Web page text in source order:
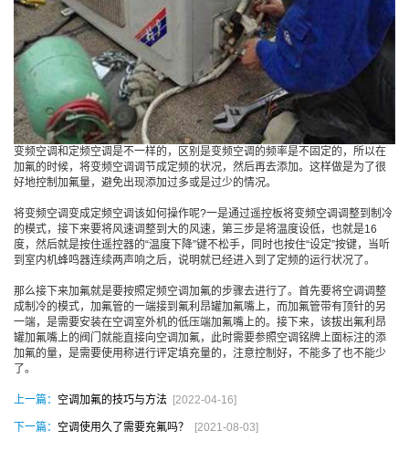
变频空调和定频空调是不一样的，区别是变频空调的频率是不固定的，所以在
加氟的时候，将变频空调调节成定频的状况，然后再去添加。这样做是为了很
好地控制加氟量，避免出现添加过多或是过少的情况。
将变频空调变成定频空调该如何操作呢?一是通过遥控板将变频空调调整到制冷
的模式，接下来要将风速调整到大的风速，第三步是将温度设低，也就是16
度，然后就是按住遥控器的“温度下降”键不松手，同时也按住“设定”按键，当听
到室内机蜂鸣器连续两声响之后，说明就已经进入到了定频的运行状况了。
那么接下来加氟就是要按照定频空调加氟的步骤去进行了。首先要将空调调整
成制冷的模式，加氟管的一端接到氟利昂罐加氟嘴上，而加氟管带有顶针的另
一端，是需要安装在空调室外机的低压端加氟嘴上的。接下来，该拔出氟利昂
罐加氟嘴上的阀门就能直接向空调加氟，此时需要参照空调铭牌上面标注的添
加氟的量，是需要使用称进行评定填充量的，注意控制好，不能多了也不能少
了。
上一篇： 空调加氟的技巧与方法 [2022-04-16]
下一篇： 空调使用久了需要充氟吗？ [2021-08-03]